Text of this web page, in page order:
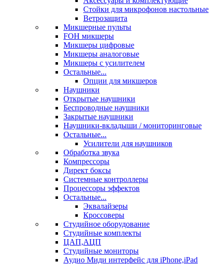
Стойки для микрофонов настольные
Ветрозащита
Микшерные пульты
FOH микшеры
Микшеры цифровые
Микшеры аналоговые
Микшеры с усилителем
Остальные...
Опции для микшеров
Наушники
Открытые наушники
Беспроводные наушники
Закрытые наушники
Наушники-вкладыши / мониторинговые
Остальные...
Усилители для наушников
Обработка звука
Компрессоры
Директ боксы
Системные контроллеры
Процессоры эффектов
Остальные...
Эквалайзеры
Кроссоверы
Студийное оборудование
Студийные комплекты
ЦАП,АЦП
Студийные мониторы
Аудио Миди интерфейс для iPhone,iPad